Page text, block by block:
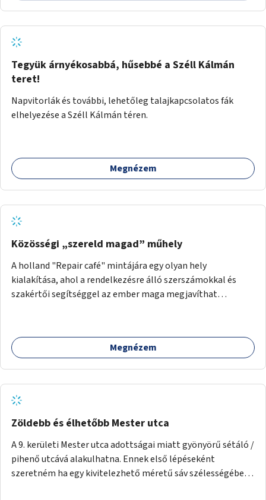
Tegyük árnyékosabbá, hűsebbé a Széll Kálmán
teret!
Napvitorlák és további, lehetőleg talajkapcsolatos fák
elhelyezése a Széll Kálmán téren.
Megnézem
Közösségi „szereld magad” műhely
A holland "Repair café" mintájára egy olyan hely
kialakítása, ahol a rendelkezésre álló szerszámokkal és
szakértői segítséggel az ember maga megjavíthat
egymásnak, megosszák tudásukat.
Megnézem
Zöldebb és élhetőbb Mester utca
A 9. kerületi Mester utca adottságai miatt gyönyörű sétáló /
pihenő utcává alakulhatna. Ennek első lépéseként
szeretném ha egy kivitelezhető méretű sáv szélességében